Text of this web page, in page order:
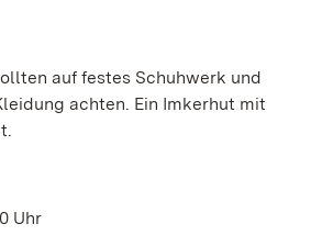
auf festes Schuhwerk und
achten. Ein Imkerhut mit
Uhr